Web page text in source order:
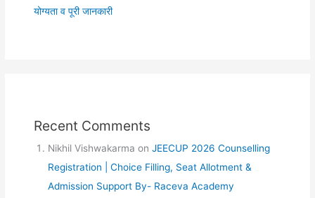
योग्यता व पूरी जानकारी
Recent Comments
Nikhil Vishwakarma onJEECUP 2026 Counselling
Registration | Choice Filling, Seat Allotment &
Admission Support By- Raceva Academy